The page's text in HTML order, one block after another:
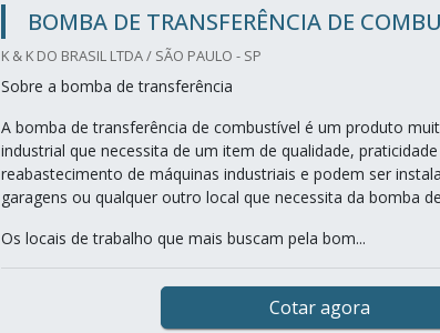
BOMBA DE TRANSFERÊNCIA DE
K & K DO BRASIL LTDA / SÃO PAULO - SP
Sobre a bomba de transferência
A bomba de transferência de combustível é um produto
industrial que necessita de um item de qualidade,
reabastecimento de máquinas industriais e podem ser
garagens ou qualquer outro local que necessita da bomba
Os locais de trabalho que mais buscam pela bom...
Cotar agora